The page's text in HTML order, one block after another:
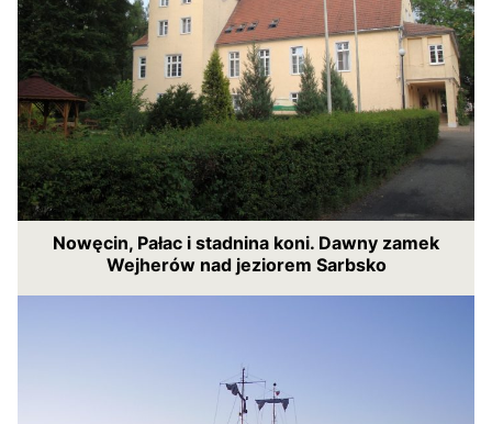
Nowęcin, Pałac i stadnina koni. Dawny zamek
Wejherów nad jeziorem Sarbsko